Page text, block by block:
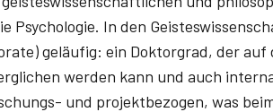
Psychologie. In den
geläufig: ein Doktorgrad, der auf
werden kann und auch
und projektbezogen, was